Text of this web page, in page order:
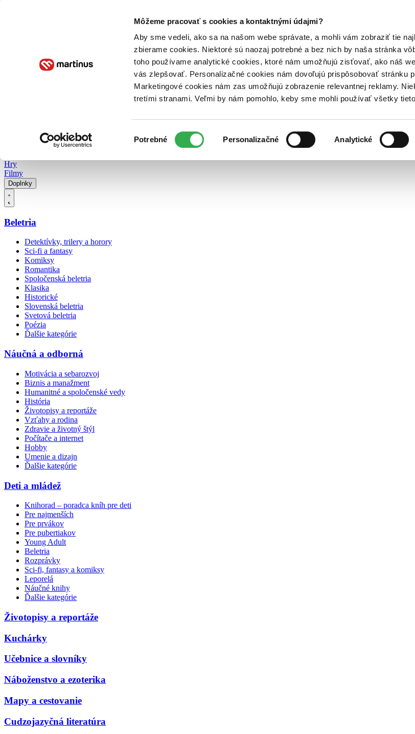
Môžeme pracovať s cookies a kontaktnými údajmi?
Aby sme vedeli, ako sa na našom webe správate, a mohli vám zobraziť tie
zbierame cookies. Niektoré sú naozaj potrebné a bez nich by naša stránka
toho používame analytické cookies, ktoré nám umožňujú zisťovať, ako náš
vás zlepšovať. Personalizačné cookies nám dovoľujú prispôsobovať stránku
Marketingové cookies nám zas umožňujú zobrazenie relevantnej reklamy.
tretími stranami. Veľmi by nám pomohlo, keby sme mohli používať všetky
súhlasu
Potrebné Personalizačné Analytické
Poukážky Kontakt
Hry
Filmy
Doplnky
Beletria
Detektívky, trilery a horory
Sci-fi a fantasy
Komiksy
Romantika
Spoločenská beletria
Klasika
Historické
Slovenská beletria
Svetová beletria
Poézia
Ďalšie kategórie
Náučná a odborná
Motivácia a sebarozvoj
Biznis a manažment
Humanitné a spoločenské vedy
História
Životopisy a reportáže
Vzťahy a rodina
Zdravie a životný štýl
Počítače a internet
Hobby
Umenie a dizajn
Ďalšie kategórie
Deti a mládež
Knihorad – poradca kníh pre deti
Pre najmenších
Pre prvákov
Pre pubertiakov
Young Adult
Beletria
Rozprávky
Sci-fi, fantasy a komiksy
Leporelá
Náučné knihy
Ďalšie kategórie
Životopisy a reportáže
Kuchárky
Učebnice a slovníky
Náboženstvo a ezoterika
Mapy a cestovanie
Cudzojazyčná literatúra